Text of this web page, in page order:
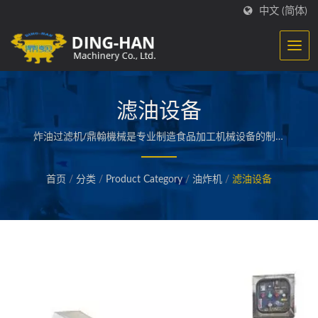
中文 (简体)
滤油设备
炸油过滤机/鼎翰機械是专业制造食品加工机械设备的制造
厂, 专精于生产鱼浆类食品加工机械, 如贡鱼丸, 甜不辣及火
锅料等整厂制造, 现在更扩大生产至肉品、素食品及各项加
工调理食品机械之整厂规划设计。
首页 / 分类 / Product Category / 油炸机 / 滤油设备